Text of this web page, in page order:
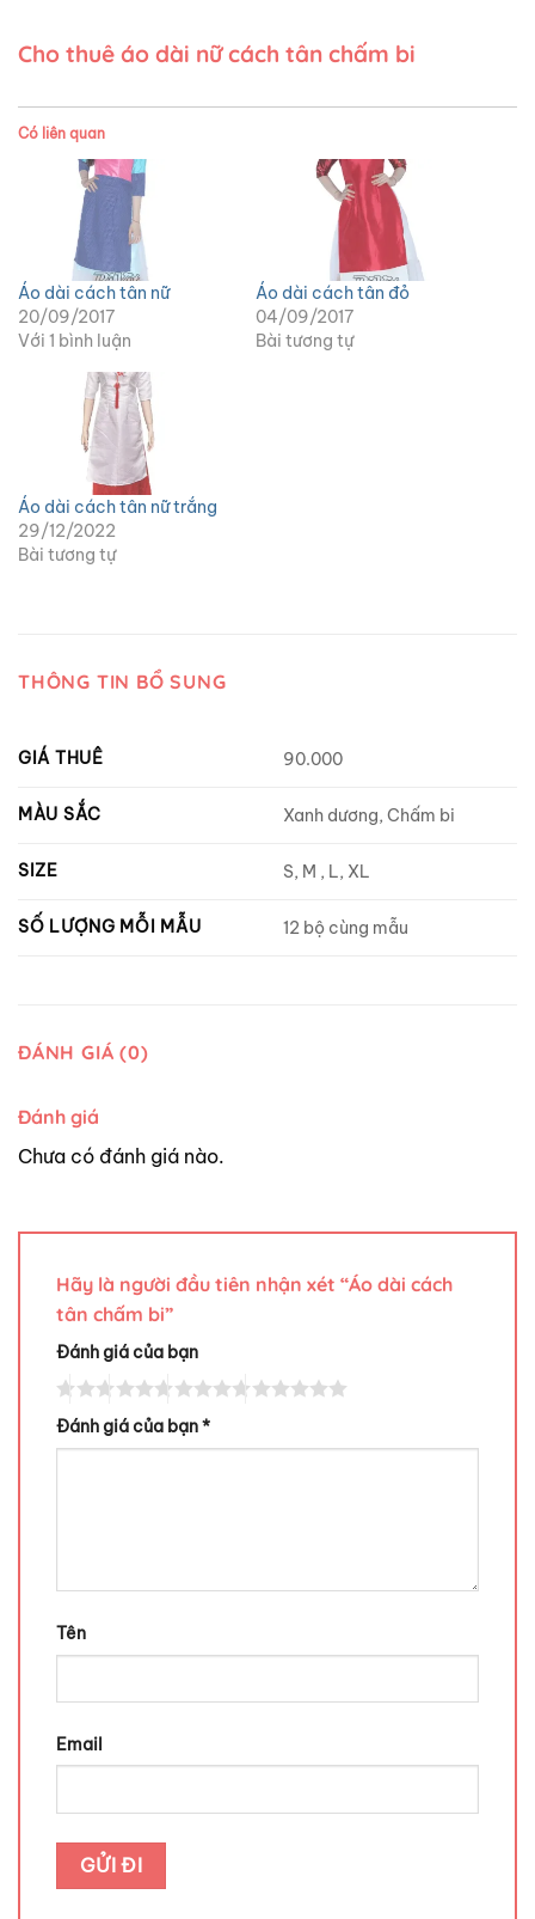
Cho thuê áo dài nữ cách tân chấm bi
Có liên quan
Áo dài cách tân nữ
20/09/2017
Với 1 bình luận
Áo dài cách tân đỏ
04/09/2017
Bài tương tự
Áo dài cách tân nữ trắng
29/12/2022
Bài tương tự
THÔNG TIN BỔ SUNG
GIÁ THUÊ 90.000
MÀU SẮC Xanh dương, Chấm bi
SIZE S, M , L, XL
SỐ LƯỢNG MỖI MẪU 12 bộ cùng mẫu
ĐÁNH GIÁ (0)
Đánh giá
Chưa có đánh giá nào.
Hãy là người đầu tiên nhận xét “Áo dài cách
tân chấm bi”
Đánh giá của bạn
Đánh giá của bạn*
Tên
Email